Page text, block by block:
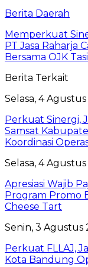
Berita Daerah
Memperkuat
PT Jasa Raharja
Bersama OJK
Berita Terkait
Selasa, 4 Agustus
Perkuat Sinergi,
Samsat
Koordinasi
Selasa, 4 Agustus
Apresiasi Wajib
Program Promo
Cheese Tart
Senin, 3 Agustus
Perkuat FLLAJ,
Kota Bandung